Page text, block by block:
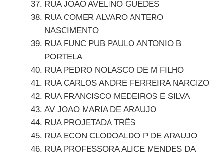
RUA JOAO AVELINO GUEDES
RUA COMER ALVARO ANTERO
NASCIMENTO
RUA FUNC PUB PAULO ANTONIO B
PORTELA
RUA PEDRO NOLASCO DE M FILHO
RUA CARLOS ANDRE FERREIRA NARCIZO
RUA FRANCISCO MEDEIROS E SILVA
AV JOAO MARIA DE ARAUJO
RUA PROJETADA TRÊS
RUA ECON CLODOALDO P DE ARAUJO
RUA PROFESSORA ALICE MENDES DA